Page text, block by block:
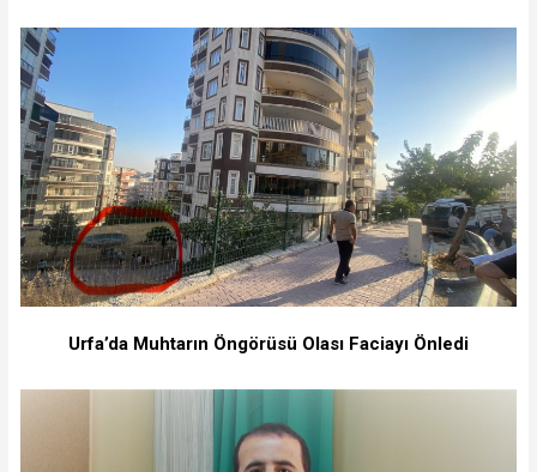
Urfa’da Muhtarın Öngörüsü Olası Faciayı Önledi